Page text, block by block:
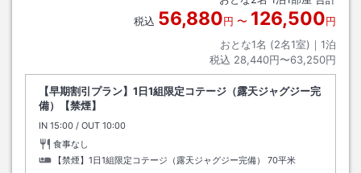
税込 56,880円 〜 126,500円
おとな1名 (2名1室)｜ 1泊
税込 28,440円〜63,250円
【早期割引プラン】1日1組限定コテージ（露天ジャグジー完
備）【禁煙】
IN チェックイン
15:00 / OUT チェックアウト
10:00
食事なし
【禁煙】1日1組限定コテージ（露天ジャグジー完備）
70平米